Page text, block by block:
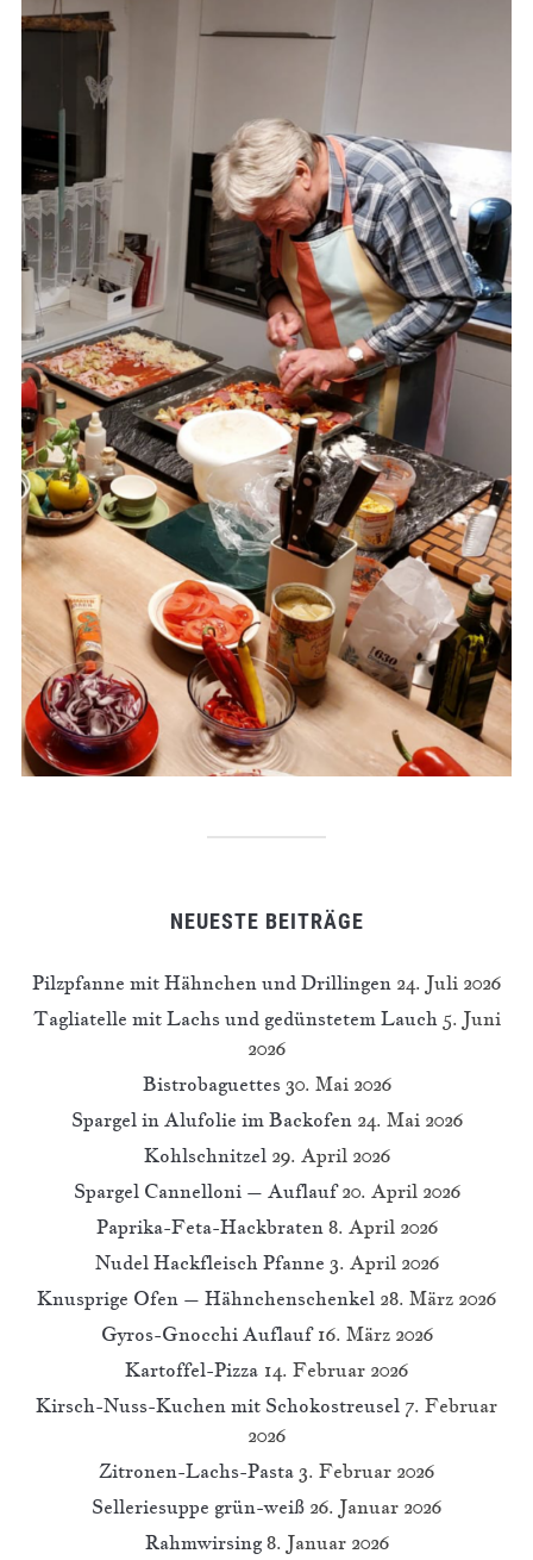
NEUESTE BEITRÄGE
Pilzpfanne mit Hähnchen und Drillingen 24. Juli 2026
Tagliatelle mit Lachs und gedünstetem Lauch 5. Juni
2026
Bistrobaguettes 30. Mai 2026
Spargel in Alufolie im Backofen 24. Mai 2026
Kohlschnitzel 29. April 2026
Spargel Cannelloni – Auflauf 20. April 2026
Paprika-Feta-Hackbraten 8. April 2026
Nudel Hackfleisch Pfanne 3. April 2026
Knusprige Ofen – Hähnchenschenkel 28. März 2026
Gyros-Gnocchi Auflauf 16. März 2026
Kartoffel-Pizza 14. Februar 2026
Kirsch-Nuss-Kuchen mit Schokostreusel 7. Februar
2026
Zitronen-Lachs-Pasta 3. Februar 2026
Selleriesuppe grün-weiß 26. Januar 2026
Rahmwirsing 8. Januar 2026